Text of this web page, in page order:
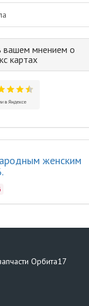
вашем мнением о
картах
женским